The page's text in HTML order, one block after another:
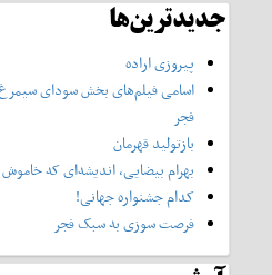
جدیدترین‌ها
پیروزی اراده
اسامی فیلم‌های بخش سودای
فجر
بازتولید قهرمان
بهرام بیضایی، اندیشه‌ای که
کدام جشنواره جهانی!
فرصت سوزی به سبک فجر